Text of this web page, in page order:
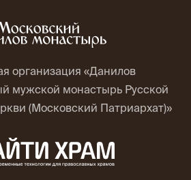
организация «Данилов
мужской монастырь Русской
(Московский Патриархат)»